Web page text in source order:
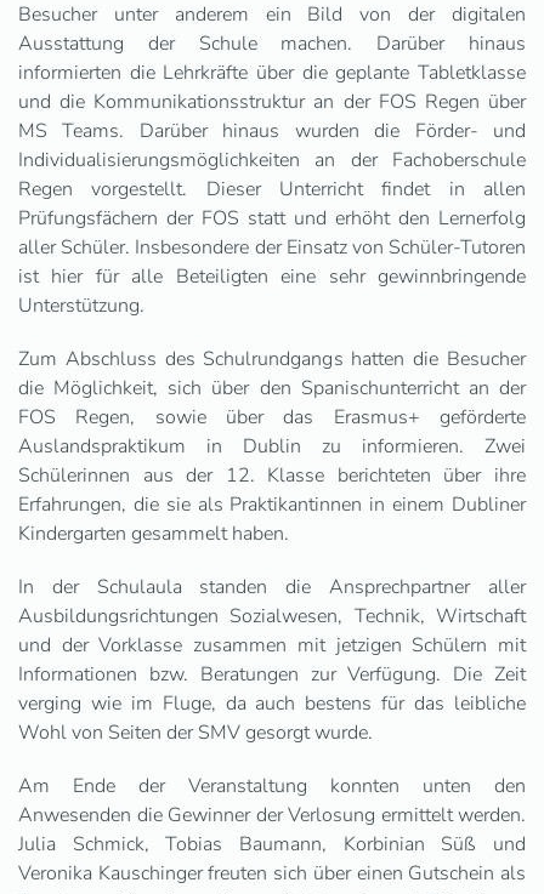
Besucher unter anderem ein Bild von der digitalen
Ausstattung der Schule machen. Darüber hinaus
informierten die Lehrkräfte über die geplante Tabletklasse
und die Kommunikationsstruktur an der FOS Regen über
MS Teams. Darüber hinaus wurden die Förder- und
Individualisierungsmöglichkeiten an der Fachoberschule
Regen vorgestellt. Dieser Unterricht findet in allen
Prüfungsfächern der FOS statt und erhöht den Lernerfolg
aller Schüler. Insbesondere der Einsatz von Schüler-Tutoren
ist hier für alle Beteiligten eine sehr gewinnbringende
Unterstützung.
Zum Abschluss des Schulrundgangs hatten die Besucher
die Möglichkeit, sich über den Spanischunterricht an der
FOS Regen, sowie über das Erasmus+ geförderte
Auslandspraktikum in Dublin zu informieren. Zwei
Schülerinnen aus der 12. Klasse berichteten über ihre
Erfahrungen, die sie als Praktikantinnen in einem Dubliner
Kindergarten gesammelt haben.
In der Schulaula standen die Ansprechpartner aller
Ausbildungsrichtungen Sozialwesen, Technik, Wirtschaft
und der Vorklasse zusammen mit jetzigen Schülern mit
Informationen bzw. Beratungen zur Verfügung. Die Zeit
verging wie im Fluge, da auch bestens für das leibliche
Wohl von Seiten der SMV gesorgt wurde.
Am Ende der Veranstaltung konnten unten den
Anwesenden die Gewinner der Verlosung ermittelt werden.
Julia Schmick, Tobias Baumann, Korbinian Süß und
Veronika Kauschinger freuten sich über einen Gutschein als